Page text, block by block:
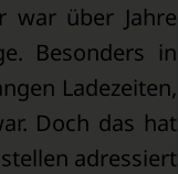
war über Jahre
Besonders in
Ladezeiten,
Doch das hat
adressiert